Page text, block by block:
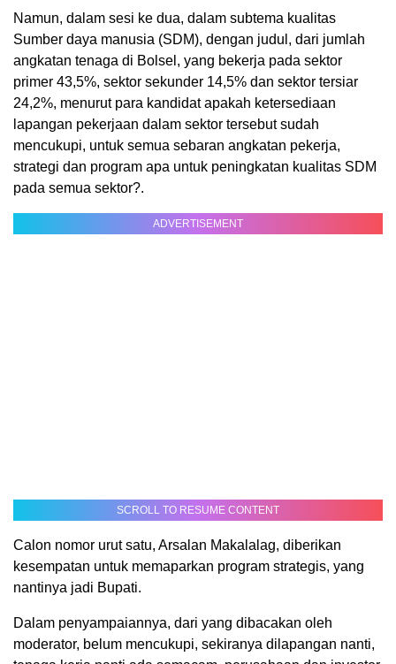
Namun, dalam sesi ke dua, dalam subtema kualitas
Sumber daya manusia (SDM), dengan judul, dari jumlah
angkatan tenaga di Bolsel, yang bekerja pada sektor
primer 43,5%, sektor sekunder 14,5% dan sektor tersiar
24,2%, menurut para kandidat apakah ketersediaan
lapangan pekerjaan dalam sektor tersebut sudah
mencukupi, untuk semua sebaran angkatan pekerja,
strategi dan program apa untuk peningkatan kualitas SDM
pada semua sektor?.
ADVERTISEMENT
SCROLL TO RESUME CONTENT
Calon nomor urut satu, Arsalan Makalalag, diberikan
kesempatan untuk memaparkan program strategis, yang
nantinya jadi Bupati.
Dalam penyampaiannya, dari yang dibacakan oleh
moderator, belum mencukupi, sekiranya dilapangan nanti,